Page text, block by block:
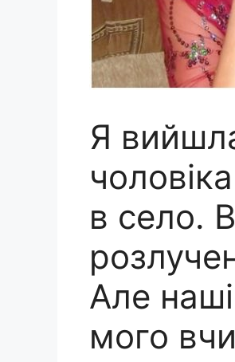
Я
в село.
Але
мого